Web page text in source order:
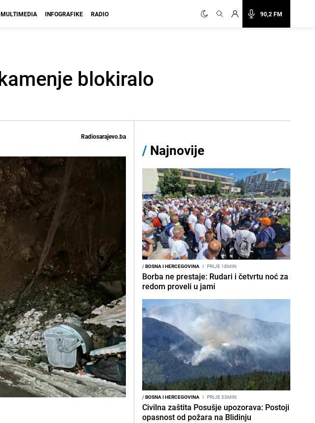
90,2 FM
MULTIMEDIA INFOGRAFIKE RADIO
blokiralo
Radiosarajevo.ba
/ Najnovije
/BOSNA I HERCEGOVINA I PRIJE 18MIN
Borba ne prestaje: Rudari i četvrtu noć za
redom proveli u jami
/BOSNA I HERCEGOVINA I PRIJE 33MIN
Civilna zaštita Posušje upozorava: Postoji
opasnost od požara na Blidinju